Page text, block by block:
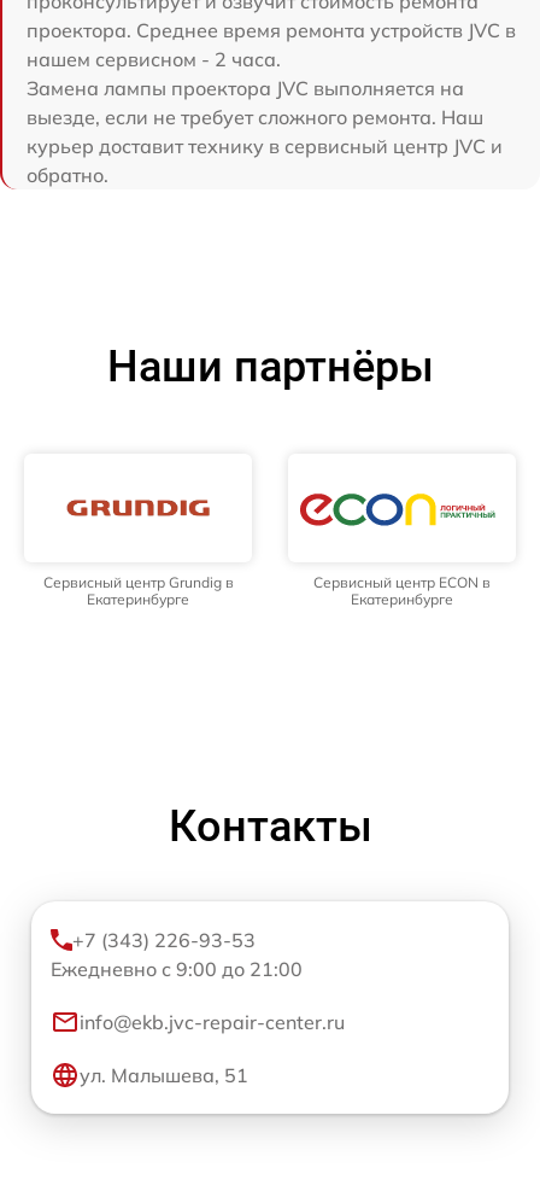
проектора. Среднее время ремонта устройств JVC в
нашем сервисном - 2 часа.
Замена лампы проектора JVC выполняется на
выезде, если не требует сложного ремонта. Наш
курьер доставит технику в сервисный центр JVC и
обратно.
Наши партнёры
Сервисный центр Grundig в
Екатеринбурге
Сервисный центр ECON в
Екатеринбурге
Контакты
+7 (343) 226-93-53
Ежедневно с 9:00 до 21:00
info@ekb.jvc-repair-center.ru
ул. Малышева, 51